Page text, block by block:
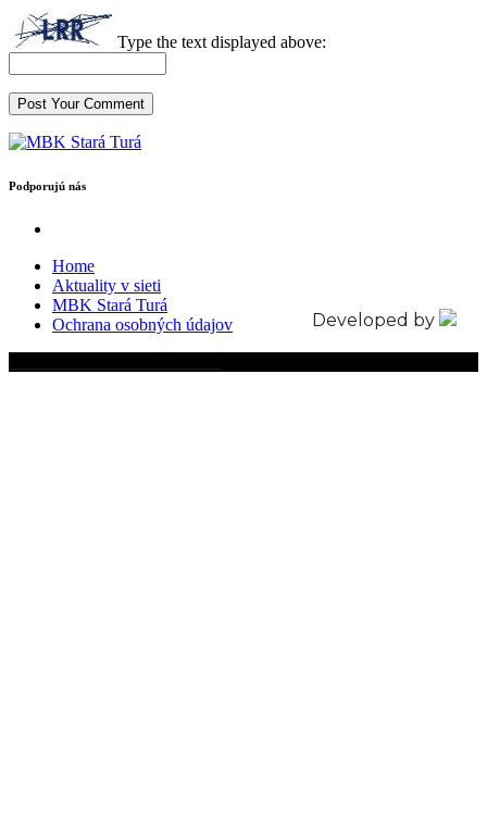
Type the text displayed above:
Podporujú nás
Home
Aktuality v sieti
MBK Stará Turá
Ochrana osobných údajov
Developed by